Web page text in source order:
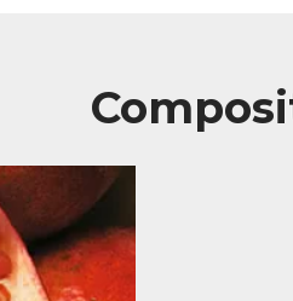
une fonction de soutien, un peu
à la peau. Elles sont produites
l’âge, la production de
de la collagénase, une
La peau perd alors son
provoquant l’apparition de rides.